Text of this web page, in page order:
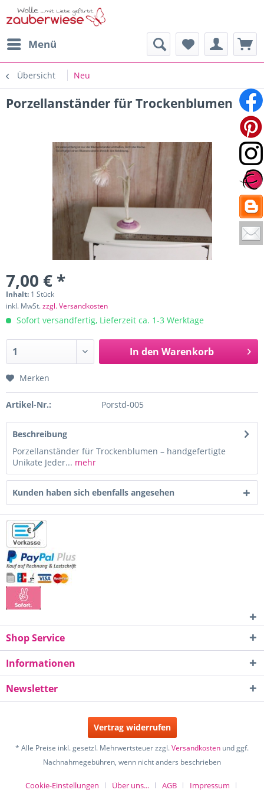
Menü
Übersicht Neu
Porzellanständer für Trockenblumen
7,00 € *
Inhalt: 1 Stück
inkl. MwSt.zzgl. Versandkosten
Sofort versandfertig, Lieferzeit ca. 1-3 Werktage
In den Warenkorb
Merken
Artikel-Nr.: Porstd-005
Beschreibung
Porzellanständer für Trockenblumen – handgefertigte
Unikate Jeder... mehr
Kunden haben sich ebenfalls angesehen
Shop Service
Informationen
Newsletter
Vertrag widerrufen
* Alle Preise inkl. gesetzl. Mehrwertsteuer zzgl.Versandkosten und ggf.
Nachnahmegebühren, wenn nicht anders beschrieben
Cookie-Einstellungen Über uns... AGB Impressum